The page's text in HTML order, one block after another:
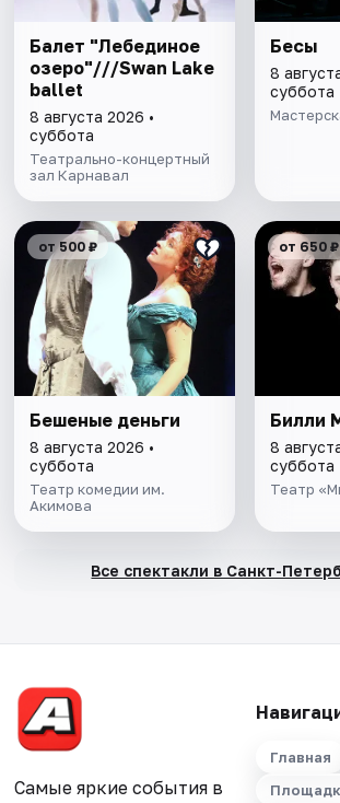
Балет "Лебединое
озеро"///Swan Lake
ballet
8 августа 2026 •
суббота
Театрально-концертный
зал Карнавал
Бесы
8
суббота
от 500 ₽
Бешеные деньги
8 августа 2026 •
суббота
Театр комедии им.
Акимова
от 650 ₽
Билли
8
суббота
Театр
Все спектакли в Санкт-
Самые яркие события в
Главная